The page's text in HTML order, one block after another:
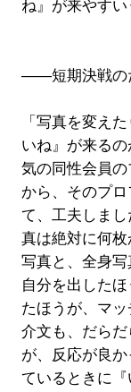
ね』が来やすい
――短期決戦の
「写真を変え
いね』が来る
気の同性会員
から、そのプ
て、工夫しま
真は絶対に何
写真と、全身
自分を出した
たほうが、マ
介文も、だら
が、反応が良
ているときに